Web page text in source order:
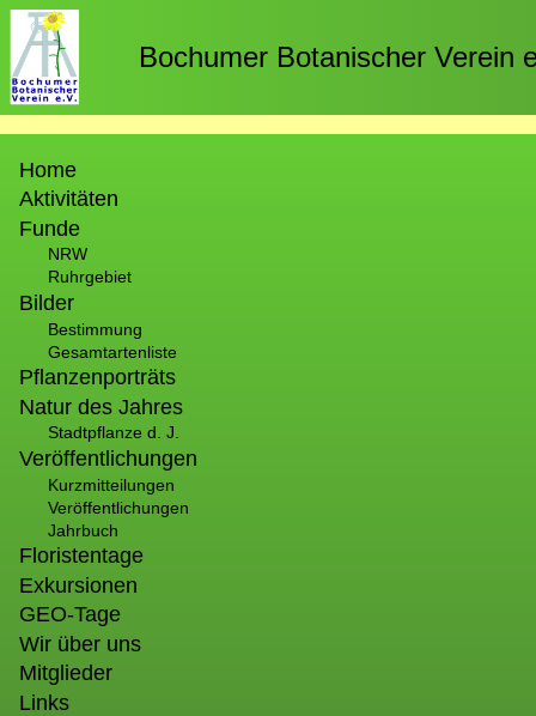
Direkt
zum
Inhalt
Bochumer Botanischer Verein
Home
Aktivitäten
Funde
NRW
Ruhrgebiet
Bilder
Bestimmung
Gesamtartenliste
Pflanzenporträts
Natur des Jahres
Stadtpflanze d. J.
Veröffentlichungen
Kurzmitteilungen
Veröffentlichungen
Jahrbuch
Floristentage
Exkursionen
GEO-Tage
Wir über uns
Mitglieder
Links